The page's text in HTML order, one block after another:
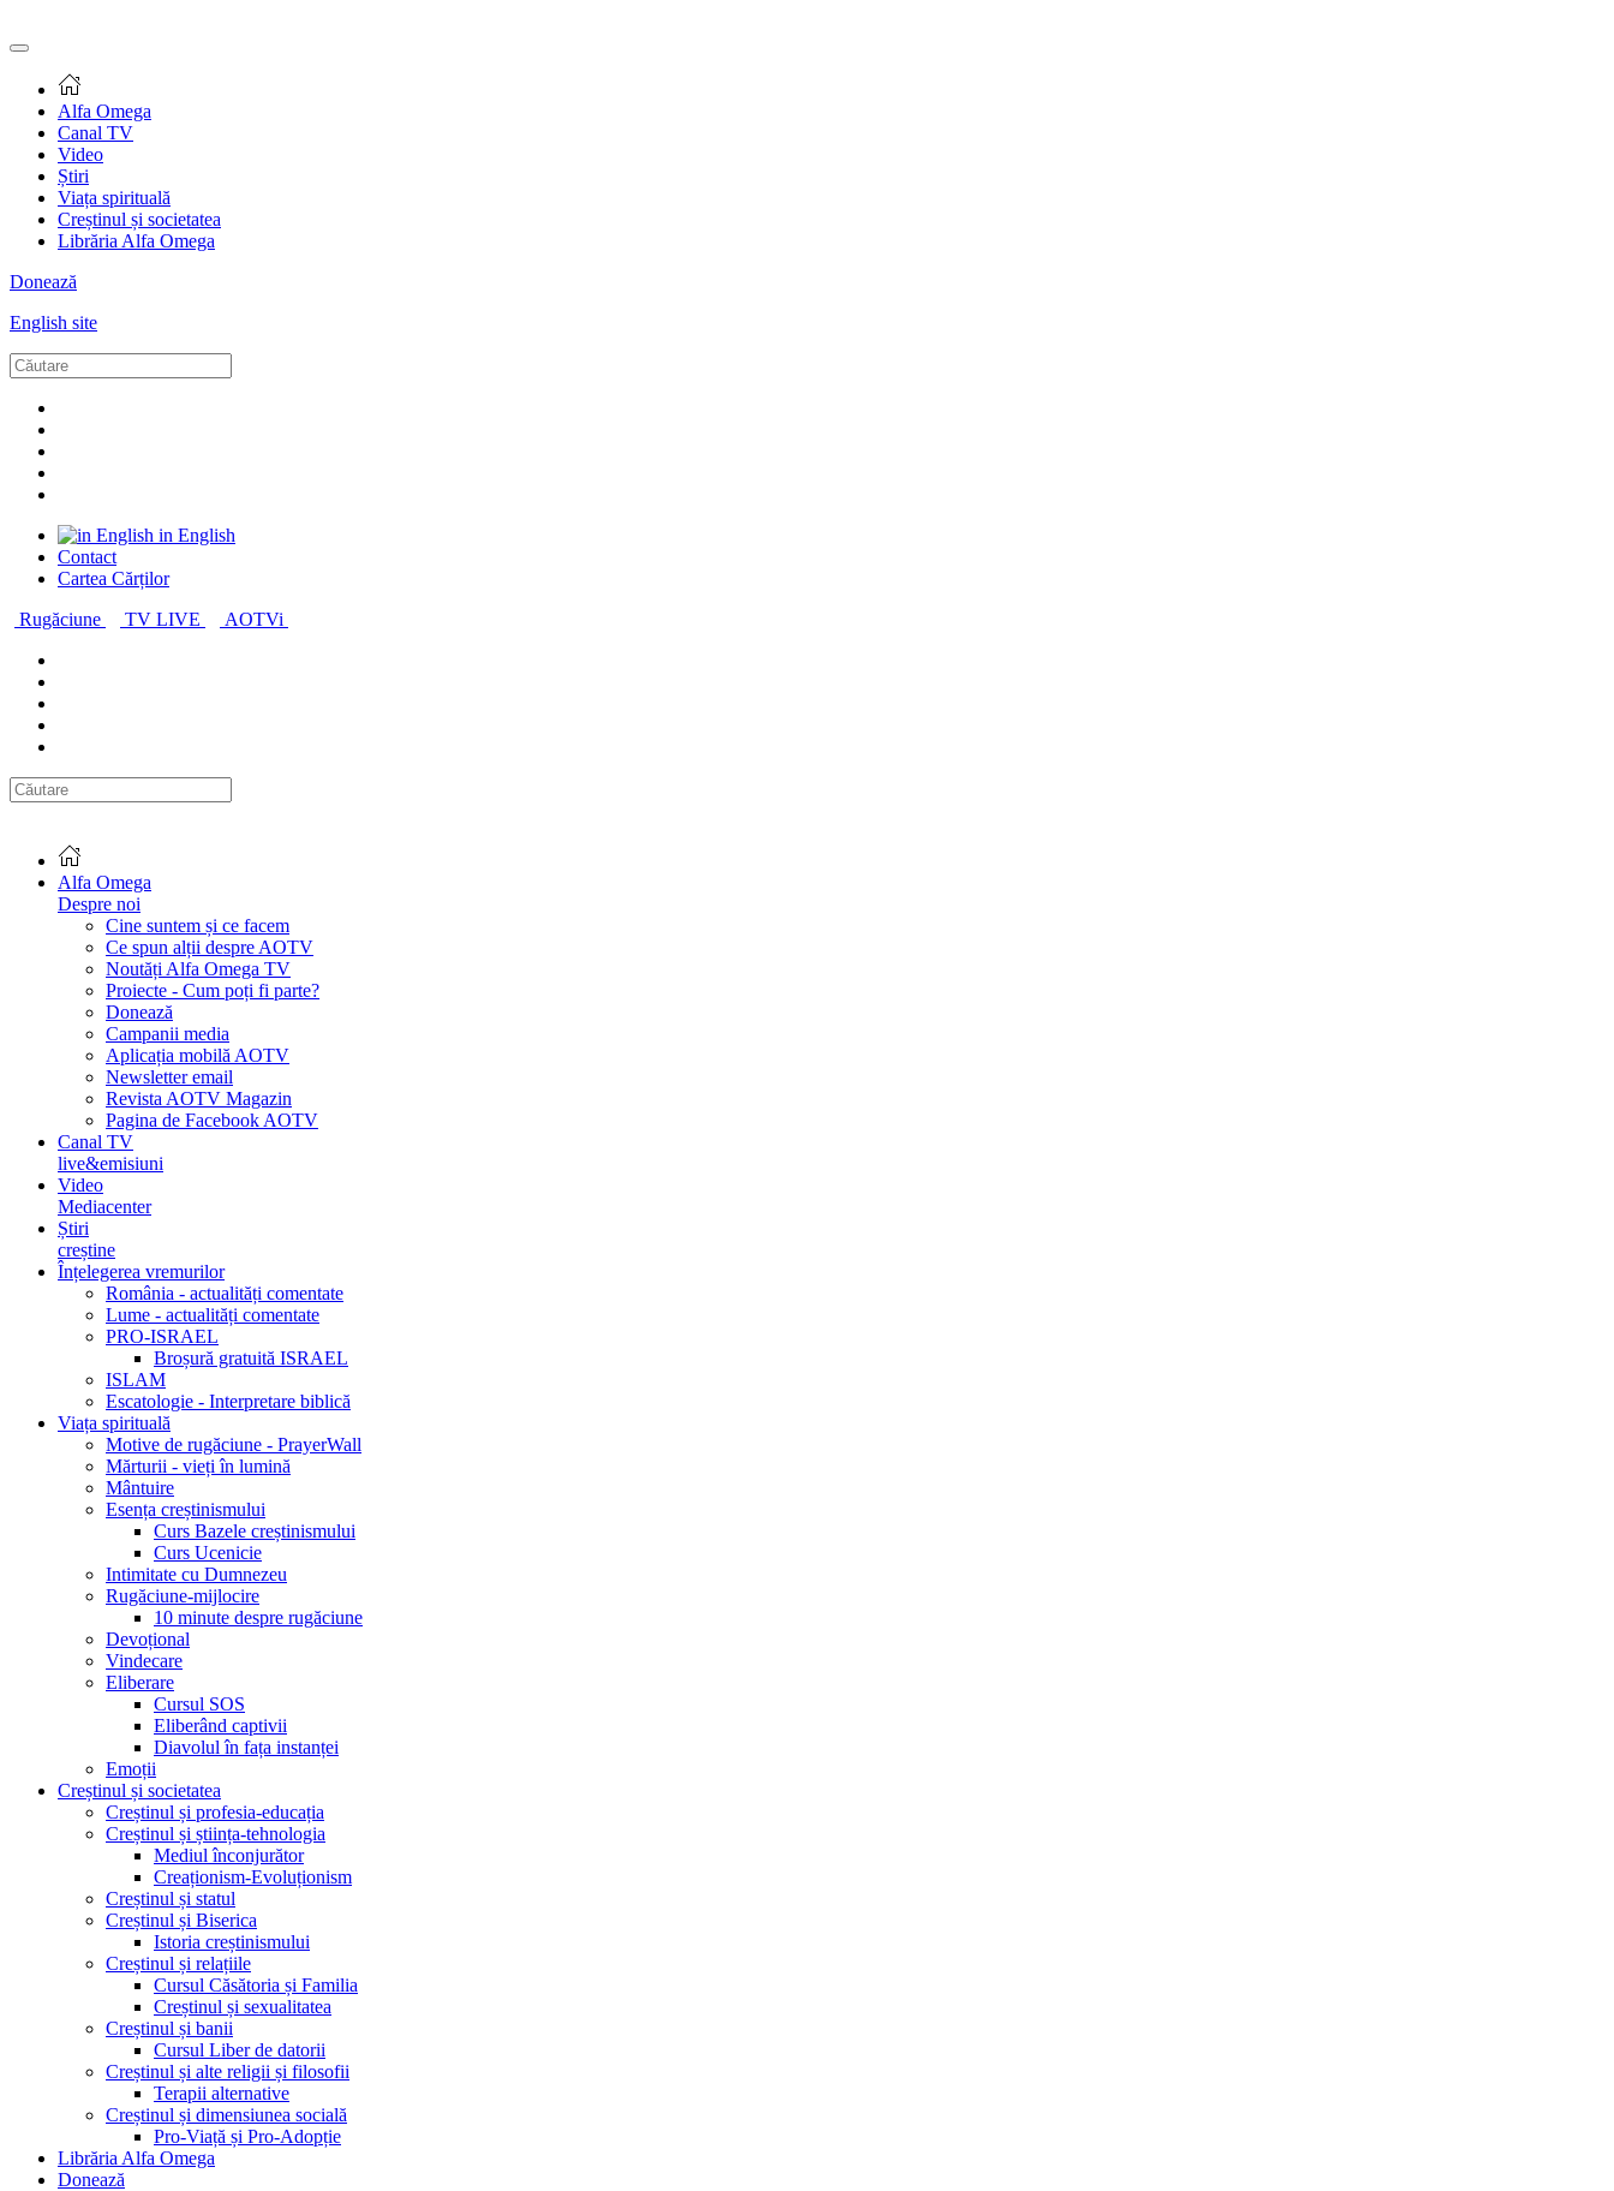
Alfa Omega
Canal TV
Video
Știri
Viața spirituală
Creștinul și societatea
Librăria Alfa Omega
Donează
English site
in English
Contact
Cartea Cărților
Rugăciune
TV LIVE AOTVi
Alfa Omega
Despre noi
Cine suntem și ce facem
Ce spun alții despre AOTV
Noutăți Alfa Omega TV
Proiecte - Cum poți fi parte?
Donează
Campanii media
Aplicația mobilă AOTV
Newsletter email
Revista AOTV Magazin
Pagina de Facebook AOTV
Canal TV
live&emisiuni
Video
Mediacenter
Știri
creștine
Înțelegerea vremurilor
România - actualități comentate
Lume - actualități comentate
PRO-ISRAEL
Broșură gratuită ISRAEL
ISLAM
Escatologie - Interpretare biblică
Viața spirituală
Motive de rugăciune - PrayerWall
Mărturii - vieți în lumină
Mântuire
Esența creștinismului
Curs Bazele creștinismului
Curs Ucenicie
Intimitate cu Dumnezeu
Rugăciune-mijlocire
10 minute despre rugăciune
Devoțional
Vindecare
Eliberare
Cursul SOS
Eliberând captivii
Diavolul în fața instanței
Emoții
Creștinul și societatea
Creștinul și profesia-educația
Creștinul și știința-tehnologia
Mediul înconjurător
Creaționism-Evoluționism
Creștinul și statul
Creștinul și Biserica
Istoria creștinismului
Creștinul și relațiile
Cursul Căsătoria și Familia
Creștinul și sexualitatea
Creștinul și banii
Cursul Liber de datorii
Creștinul și alte religii și filosofii
Terapii alternative
Creștinul și dimensiunea socială
Pro-Viață și Pro-Adopție
Librăria Alfa Omega
Donează